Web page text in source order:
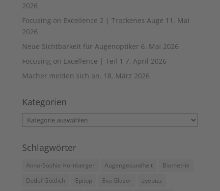
2026
Focusing on Excellence 2 | Trockenes Auge 11. Mai
2026
Neue Sichtbarkeit für Augenoptiker 6. Mai 2026
Focusing on Excellence | Teil 1 7. April 2026
Macher melden sich an. 18. März 2026
Kategorien
Kategorien
Schlagwörter
Anna-Sophie Hornberger Augengesundheit
Biometrie
Detlef Göttlich
Epitop Eva Glaser
eyebizz